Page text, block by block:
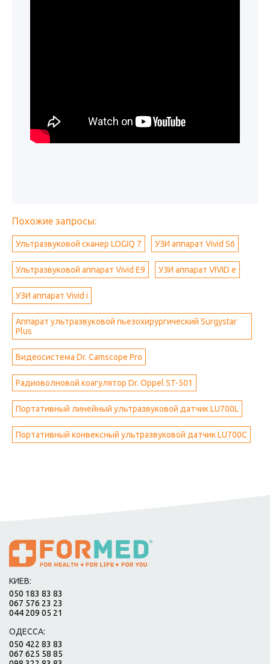
Похожие запросы:
Ультразвуковой сканер LOGIQ 7 УЗИ аппарат Vivid S6
Ультразвуковой аппарат Vivid E9 УЗИ аппарат VIVID e
УЗИ аппарат Vivid i
Аппарат ультразвуковой пьезохирургический Surgystar
Plus
Видеосистема Dr. Camscope Pro
Радиоволновой коагулятор Dr. Oppel ST-501
Портативный линейный ультразвуковой датчик LU700L
Портативный конвексный ультразвуковой датчик LU700C
КИЕВ:
050 183 83 83
067 576 23 23
044 209 05 21
ОДЕССА:
050 422 83 83
067 625 58 85